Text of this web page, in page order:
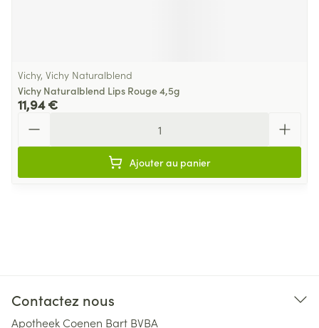
Vichy, Vichy Naturalblend
Vichy Naturalblend Lips Rouge 4,5g
11,94 €
Ajouter au panier
Contactez nous
Apotheek Coenen Bart BVBA